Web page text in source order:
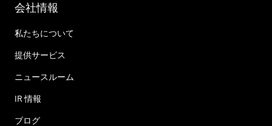
会社情報
私たちについて
提供サービス
ニュースルーム
IR 情報
ブログ